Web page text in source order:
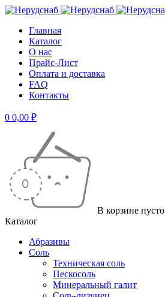
Главная
Каталог
О нас
Прайс-Лист
Оплата и доставка
FAQ
Контакты
0 0,00 ₽
В корзине пусто
Каталог
Абразивы
Соль
Техническая соль
Пескосоль
Минеральный галит